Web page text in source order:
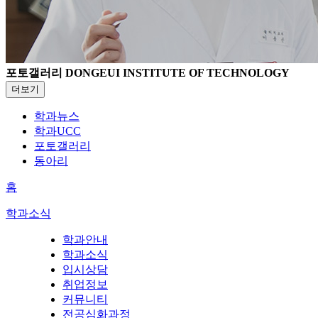
포토갤러리 DONGEUI INSTITUTE OF TECHNOLOGY
더보기
학과뉴스
학과UCC
포토갤러리
동아리
홈
학과소식
학과안내
학과소식
입시상담
취업정보
커뮤니티
전공심화과정